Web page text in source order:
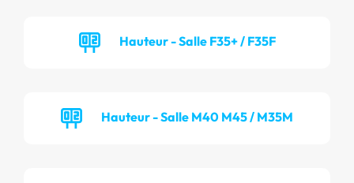
Hauteur - Salle F35+ / F35F
Hauteur - Salle M40 M45 / M35M